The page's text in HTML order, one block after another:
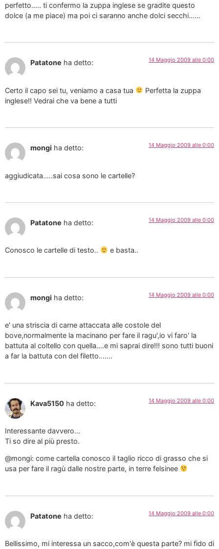
perfetto….. ti confermo la zuppa inglese se gradite questo
dolce (a me piace) ma poi ci saranno anche dolci secchi……
Patatone ha detto: 14 Maggio 2009 alle 0:00
Certo il capo sei tu, veniamo a casa tua
Perfetta la zuppa
inglese!! Vedrai che va bene a tutti
mongi ha detto: 14 Maggio 2009 alle 0:00
aggiudicata…..sai cosa sono le cartelle?
Patatone ha detto: 14 Maggio 2009 alle 0:00
Conosco le cartelle di testo.. e basta..
mongi ha detto: 14 Maggio 2009 alle 0:00
e' una striscia di carne attaccata alle costole del
bove,normalmente la macinano per fare il ragu',io vi faro' la
battuta al coltello con quella….e mi saprai dire!!! sono tutti buoni
a far la battuta con del filetto…….
Kava5150 ha detto: 14 Maggio 2009 alle 0:00
Interessante davvero…
Ti so dire al più presto.
@mongi: come cartella conosco il taglio ricco di grasso che si
usa per fare il ragù dalle nostre parte, in terre felsinee
Patatone ha detto: 14 Maggio 2009 alle 0:00
Bellissimo, mi interessa un sacco,com'è questa parte? mi fido di